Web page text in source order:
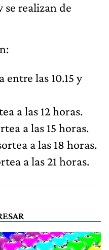
se realizan de
entre las 10.15 y
a las 12 horas.
a las 15 horas.
a las 18 horas.
a las 21 horas.